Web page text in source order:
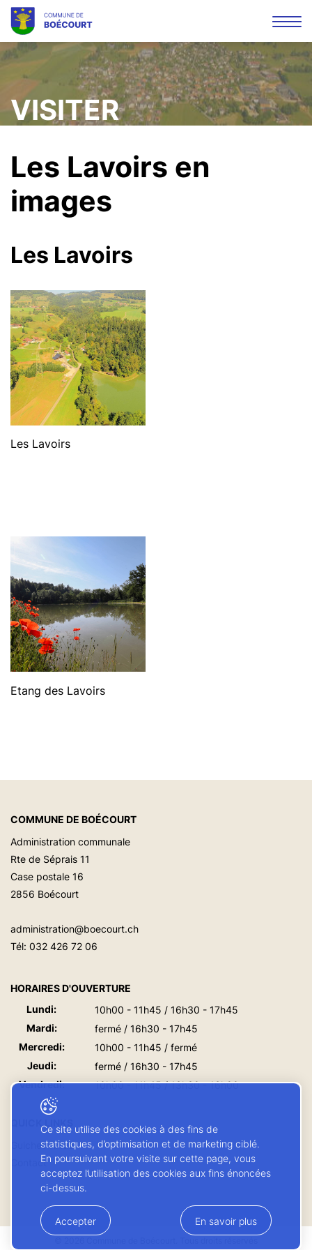
Mots
clés
la
VISITER
Les Lavoirs en
images
Les Lavoirs
Les Lavoirs
Etang des Lavoirs
COMMUNE DE BOÉCOURT
Administration communale
Rte de Séprais 11
Case postale 16
2856 Boécourt
administration@boecourt.ch
Tél: 032 426 72 06
HORAIRES D'OUVERTURE
Lundi:
10h00 - 11h45 / 16h30 - 17h45
Mardi:
fermé / 16h30 - 17h45
Mercredi:
10h00 - 11h45 / fermé
Jeudi:
fermé / 16h30 - 17h45
Vendredi:
10h00 - 11h45 / 13h30 - 16h00
QUICK LINKS
Guichet virtuel
Contact
Ce site utilise des cookies à des fins de
statistiques, d’optimisation et de marketing ciblé.
En poursuivant votre visite sur cette page, vous
acceptez l’utilisation des cookies aux fins énoncées
ci-dessus.
Accepter En savoir plus